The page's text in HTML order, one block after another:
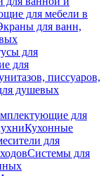
для мебели в
для ванн,
для
для
писсуаров,
душевых
для
Кухонные
для
Системы для